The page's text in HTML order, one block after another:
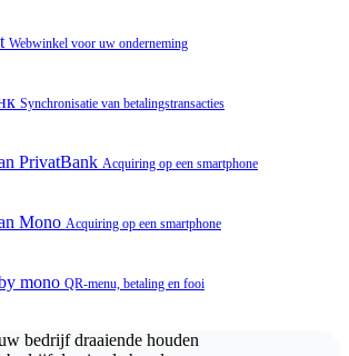
Webwinkel voor uw onderneming
Synchronisatie van betalingstransacties
PrivatBank Acquiring op een smartphone
Mono Acquiring op een smartphone
mono QR‑menu, betaling en fooi